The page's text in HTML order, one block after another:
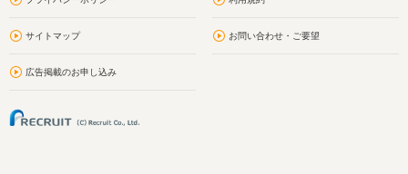
サイトマップ お問い合わせ・ご要望
広告掲載のお申し込み